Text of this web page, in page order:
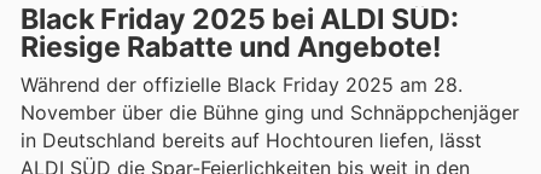
Black Friday 2025 bei ALDI SÜD:
Riesige Rabatte und Angebote!
Während der offizielle Black Friday 2025 am 28.
November über die Bühne ging und Schnäppchenjäger
in Deutschland bereits auf Hochtouren liefen, lässt
ALDI SÜD die Spar-Feierlichkeiten bis weit in den